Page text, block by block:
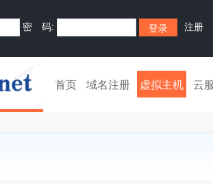
密 码: 注册
首页 域名注册 虚拟主机 云